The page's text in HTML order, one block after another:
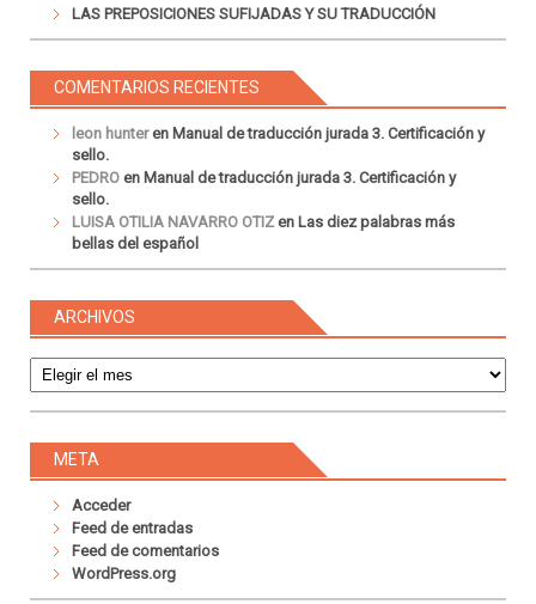
LAS PREPOSICIONES SUFIJADAS Y SU TRADUCCIÓN
COMENTARIOS RECIENTES
leon hunteren Manual de traducción jurada 3. Certificación y
sello.
PEDRO en Manual de traducción jurada 3. Certificación y
sello.
LUISA OTILIA NAVARRO OTIZ en Las diez palabras más
bellas del español
ARCHIVOS
META
Acceder
Feed de entradas
Feed de comentarios
WordPress.org